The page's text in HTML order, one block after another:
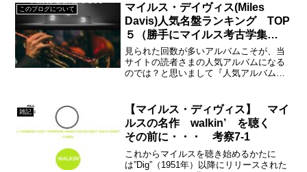
このブログについて
マイルス・デイヴィス(Miles
Davis)人気名盤ランキング TOP
５（勝手にマイルス考古学集
計）
見られた回数が多いアルバムこそが、当
サイトの読者さまの人気アルバムになる
のでは？と思いまして『人気アルバム
雑記
【マイルス・ディヴィス】 マイ
ルスの名作 walkin’ を聴く
その前に・・・ 考察7-1
これからマイルスを聴き始めるかたに
は”Dig”（1951年）以降にリリースされた